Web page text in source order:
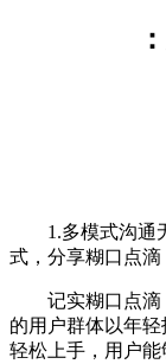
1.多模式沟通无
式，分享糊口点滴
记实糊口点滴，
的用户群体以年
轻松上手，用户